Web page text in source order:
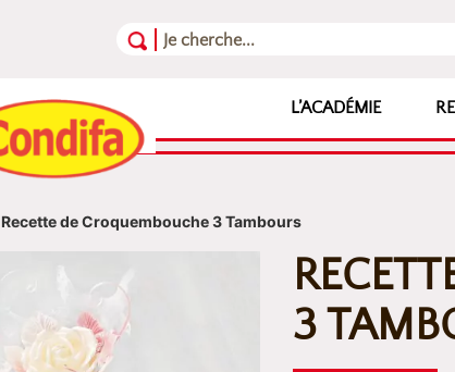
L’ACADÉMIE
Recette de Croquembouche 3 Tambours
3